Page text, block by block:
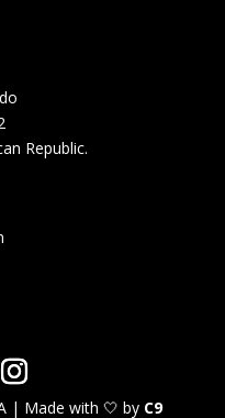
Republic.
| Made with 🤍 by C9